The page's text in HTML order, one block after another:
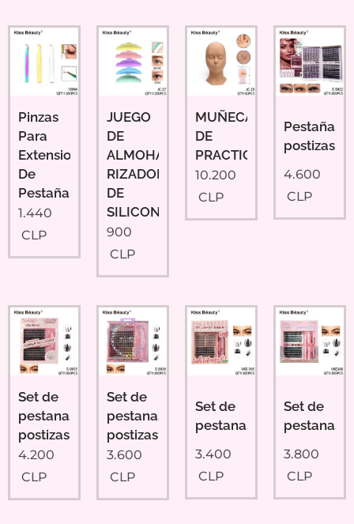
Pinzas
Para
Extensiones
De
Pestañas
1.440
CLP
JUEGO
DE
ALMOHADILLAS
RIZADORAS
DE
SILICONA
900
CLP
MUÑECA
DE
PRACTICA
10.200
CLP
Pestañas
postizas
4.600
CLP
Set de
pestanas
postizas
4.200
CLP
Set de
pestanas
postizas
3.600
CLP
Set de
pestanas
3.400
CLP
Set de
pestanas
3.800
CLP